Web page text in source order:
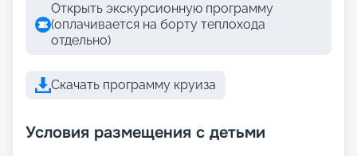
Открыть экскурсионную программу
(оплачивается на борту теплохода
отдельно)
Скачать программу круиза
Условия размещения с детьми